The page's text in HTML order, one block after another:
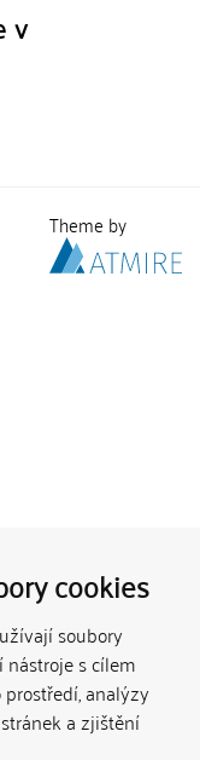
cookies
soubory
nástroje s cílem
analýzy
a zjištění
v
Theme by